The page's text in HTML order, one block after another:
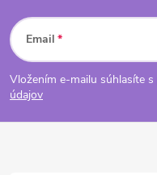
Zápätie
Email
Vložením e-mailu súhlasíte s
údajov